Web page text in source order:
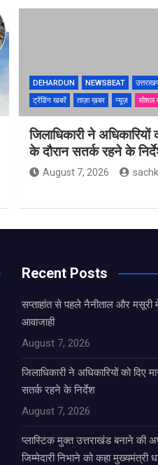
DEHARDUN NEWSBEAT
ट्रेंडिंग खबरें
ताज़ा ख़बर न्यूज़ सोशल
जिलाधिकारी ने
के दौरान सतर्क रहने के
August 7, 2026
Recent Posts
सप्ताहांत से पहले नैनीताल और मसूरी
आवाजाही
August 7, 2026
जिलाधिकारी ने अधिकारियों को दिए
सतर्क रहने के निर्देश
August 7, 2026
प्लास्टिक मुक्त उत्तराखंड बनाने की
जिम्मेदारी निभाने को कहा मुख्यमंत्री